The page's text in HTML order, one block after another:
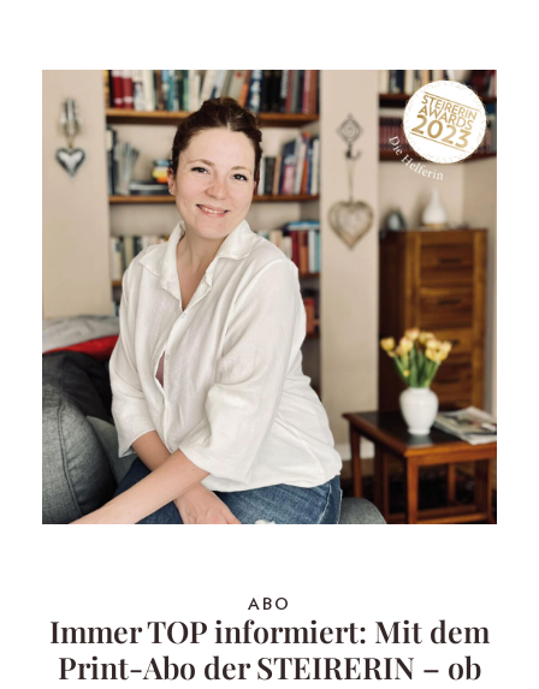
ABO
Immer TOP informiert: Mit dem
Print-Abo der STEIRERIN – ob